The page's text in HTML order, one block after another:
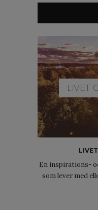
En inspirations-
som lever med